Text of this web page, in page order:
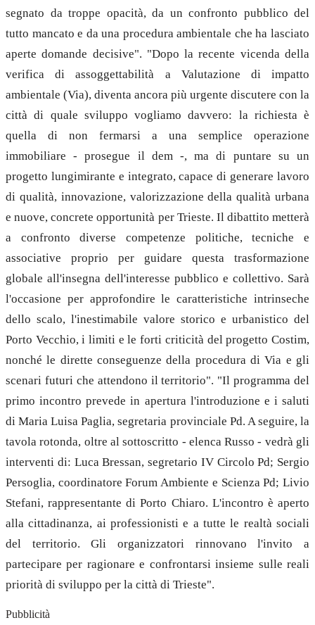
segnato da troppe opacità, da un confronto pubblico del
tutto mancato e da una procedura ambientale che ha lasciato
aperte domande decisive". "Dopo la recente vicenda della
verifica di assoggettabilità a Valutazione di impatto
ambientale (Via), diventa ancora più urgente discutere con la
città di quale sviluppo vogliamo davvero: la richiesta è
quella di non fermarsi a una semplice operazione
immobiliare - prosegue il dem -, ma di puntare su un
progetto lungimirante e integrato, capace di generare lavoro
di qualità, innovazione, valorizzazione della qualità urbana
e nuove, concrete opportunità per Trieste. Il dibattito metterà
a confronto diverse competenze politiche, tecniche e
associative proprio per guidare questa trasformazione
globale all'insegna dell'interesse pubblico e collettivo. Sarà
l'occasione per approfondire le caratteristiche intrinseche
dello scalo, l'inestimabile valore storico e urbanistico del
Porto Vecchio, i limiti e le forti criticità del progetto Costim,
nonché le dirette conseguenze della procedura di Via e gli
scenari futuri che attendono il territorio". "Il programma del
primo incontro prevede in apertura l'introduzione e i saluti
di Maria Luisa Paglia, segretaria provinciale Pd. A seguire, la
tavola rotonda, oltre al sottoscritto - elenca Russo - vedrà gli
interventi di: Luca Bressan, segretario IV Circolo Pd; Sergio
Persoglia, coordinatore Forum Ambiente e Scienza Pd; Livio
Stefani, rappresentante di Porto Chiaro. L'incontro è aperto
alla cittadinanza, ai professionisti e a tutte le realtà sociali
del territorio. Gli organizzatori rinnovano l'invito a
partecipare per ragionare e confrontarsi insieme sulle reali
priorità di sviluppo per la città di Trieste".
Pubblicità